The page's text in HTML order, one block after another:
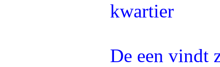
kwartier
De een vindt